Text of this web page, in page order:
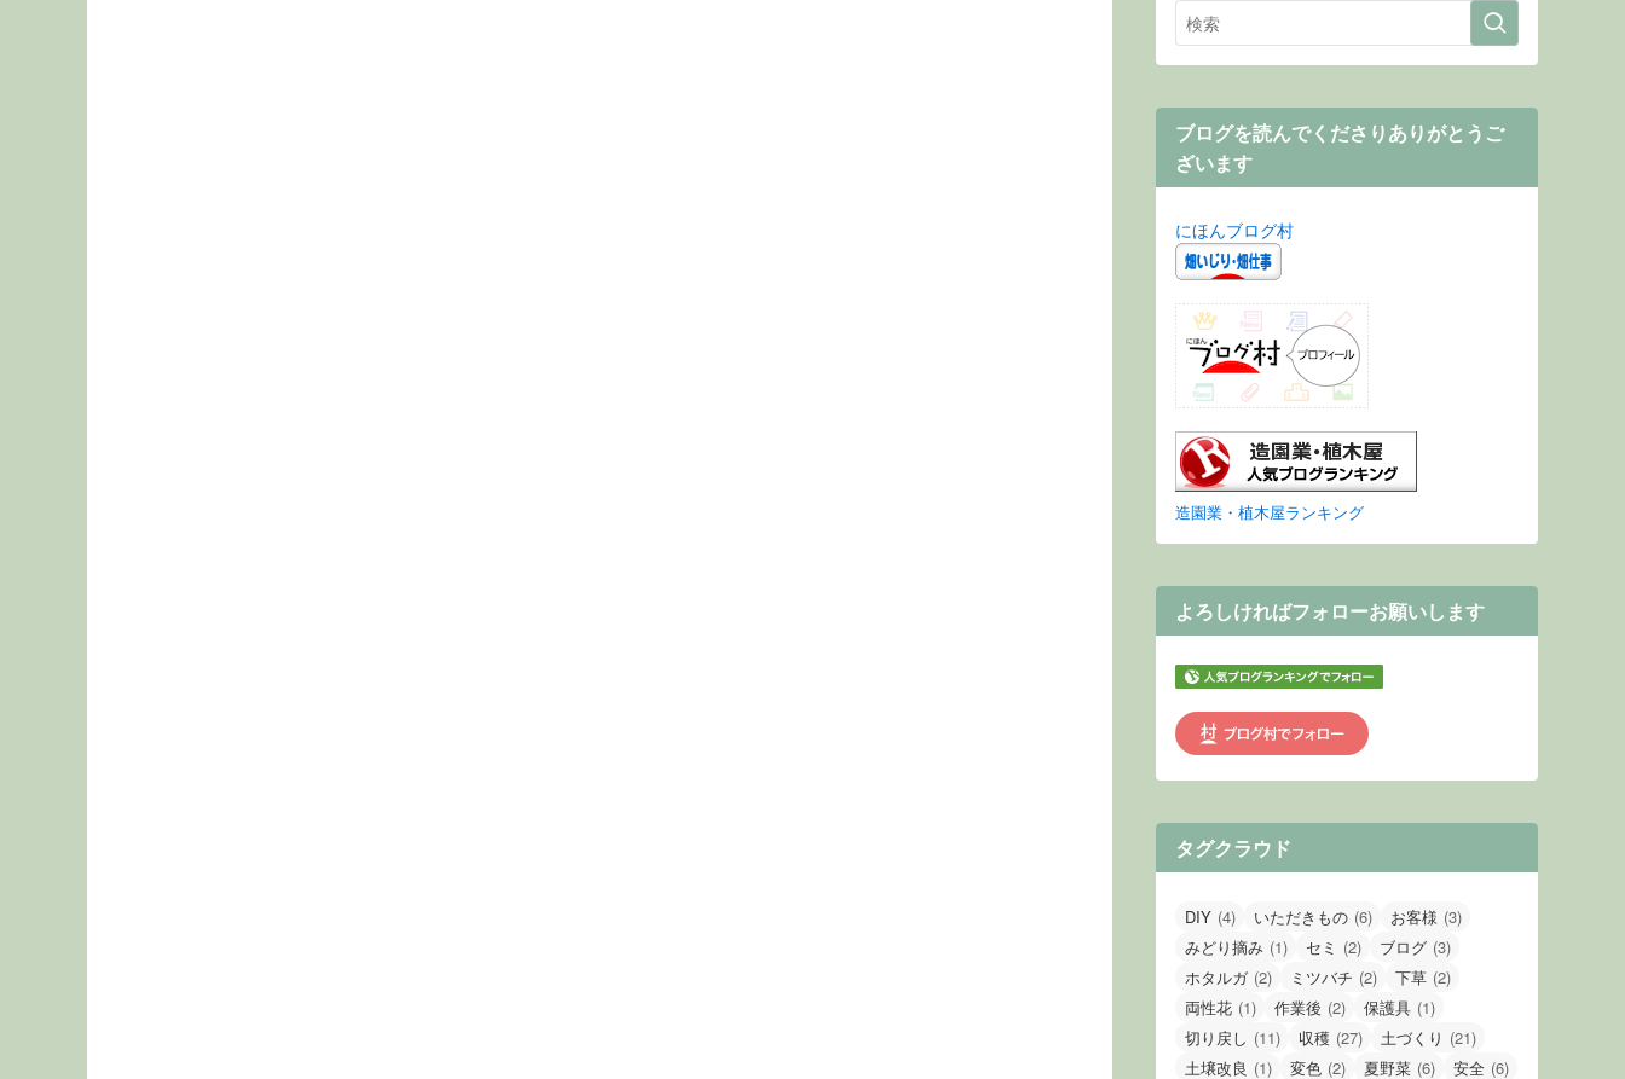
ブログを読んでくださりありがとうご
ざいます
にほんブログ村
造園業・植木屋ランキング
よろしければフォローお願いします
タグクラウド
DIY (4) いただきもの (6) お客様 (3)
みどり摘み (1) セミ (2) ブログ (3)
ホタルガ (2) ミツバチ (2) 下草 (2)
両性花 (1) 作業後 (2) 保護具 (1)
切り戻し (11) 収穫 (27) 土づくり (21)
土壌改良 (1) 変色 (2) 夏野菜 (6) 安全 (6)